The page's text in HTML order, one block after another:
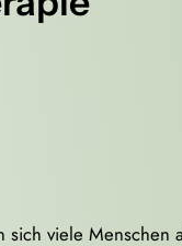
viele